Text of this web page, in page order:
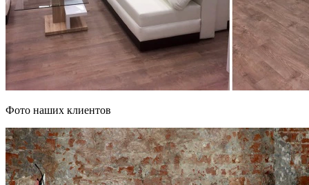
Фото наших клиентов